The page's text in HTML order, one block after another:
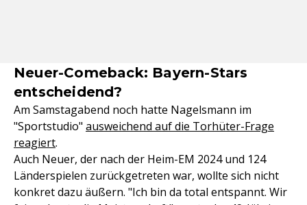
Neuer-Comeback: Bayern-Stars
entscheidend?
Am Samstagabend noch hatte Nagelsmann im
"Sportstudio" ausweichend auf die Torhüter-Frage
reagiert.
Auch Neuer, der nach der Heim-EM 2024 und 124
Länderspielen zurückgetreten war, wollte sich nicht
konkret dazu äußern. "Ich bin da total entspannt. Wir